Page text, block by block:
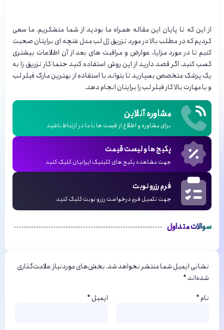
از این که تا پایان این مقاله همراه ما بودید از شما متشکریم. ما سعی
کردیم که در مطلب بالا در مورد تزریق ژل لب مدل غنچه ای برایتان صحبت
کنیم تا در مورد مزایا، عوارض و مراقبت های بعد از آن اطلاعات بیشتری
کسب کنید. اگر قصد دارید از این روش استفاده کنید حتما کار تزریق زا به
یک پزشک متخصص بسپارید تا بتواند با استفاده از بهترین مارک فیلر لب
و با مهارت بالا کار فیلر لب را برایتان انجام دهد.
مشاوره آنلاین
برای مشاوره و اطلاع از قیمت ها با ما در ارتباط باشید
پکیج ها و لیست قیمت
جهت مشاهده پکیج های کلینیک ایرانیان کلیک کنید
فرم رزرو نوبت
جهت تکمیل فرم درخواست رزرو نوبت کلیک کنید
سوالات متداول
نشانی ایمیل شما منتشر نخواهد شد.بخش‌های موردنیاز علامت‌گذاری
شده‌اند*
نام* ایمیل*